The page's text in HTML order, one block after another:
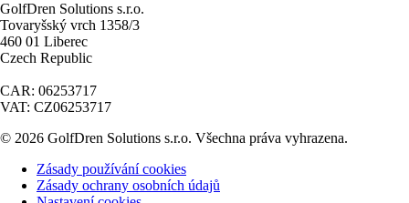
GolfDren Solutions s.r.o.
Tovaryšský vrch 1358/3
460 01 Liberec
Czech Republic
CAR: 06253717
VAT: CZ06253717
© 2026 GolfDren Solutions s.r.o. Všechna práva vyhrazena.
Zásady používání cookies
Zásady ochrany osobních údajů